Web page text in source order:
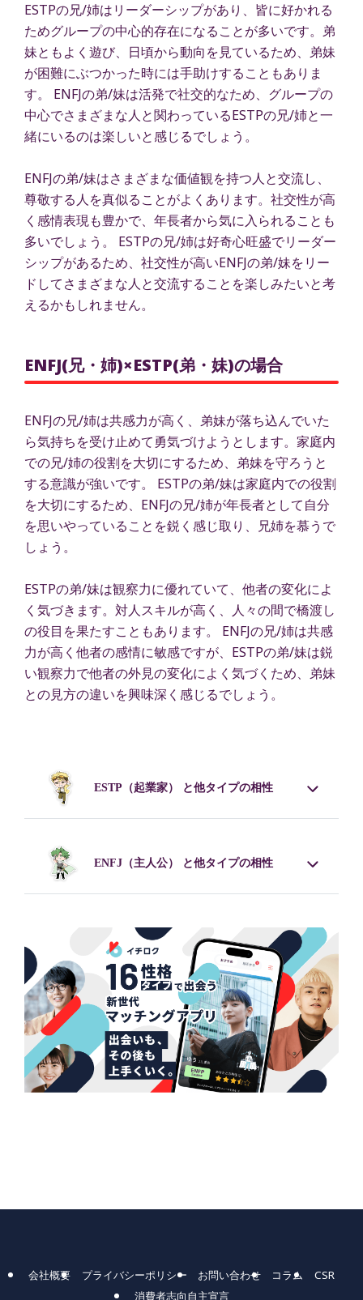
ESTPの兄/姉はリーダーシップがあり、皆に好かれる
ためグループの中心的存在になることが多いです。弟
妹ともよく遊び、日頃から動向を見ているため、弟妹
が困難にぶつかった時には手助けすることもありま
す。 ENFJの弟/妹は活発で社交的なため、グループの
中心でさまざまな人と関わっているESTPの兄/姉と一
緒にいるのは楽しいと感じるでしょう。
ENFJの弟/妹はさまざまな価値観を持つ人と交流し、
尊敬する人を真似ることがよくあります。社交性が高
く感情表現も豊かで、年長者から気に入られることも
多いでしょう。 ESTPの兄/姉は好奇心旺盛でリーダー
シップがあるため、社交性が高いENFJの弟/妹をリー
ドしてさまざまな人と交流することを楽しみたいと考
えるかもしれません。
ENFJ(兄・姉)×ESTP(弟・妹)の場合
ENFJの兄/姉は共感力が高く、弟妹が落ち込んでいた
ら気持ちを受け止めて勇気づけようとします。家庭内
での兄/姉の役割を大切にするため、弟妹を守ろうと
する意識が強いです。 ESTPの弟/妹は家庭内での役割
を大切にするため、ENFJの兄/姉が年長者として自分
を思いやっていることを鋭く感じ取り、兄姉を慕うで
しょう。
ESTPの弟/妹は観察力に優れていて、他者の変化によ
く気づきます。対人スキルが高く、人々の間で橋渡し
の役目を果たすこともあります。 ENFJの兄/姉は共感
力が高く他者の感情に敏感ですが、ESTPの弟/妹は鋭
い観察力で他者の外見の変化によく気づくため、弟妹
との見方の違いを興味深く感じるでしょう。
ESTP （起業家） と他タイプの相性
ENFJ （主人公） と他タイプの相性
会社概要 プライバシーポリシー お問い合わせ コラム
CSR
消費者志向自主宣言